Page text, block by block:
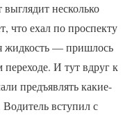
несколько
что ехал по проспекту
жидкость — пришлось
И тут вдруг к
предъявлять какие-
вступил с